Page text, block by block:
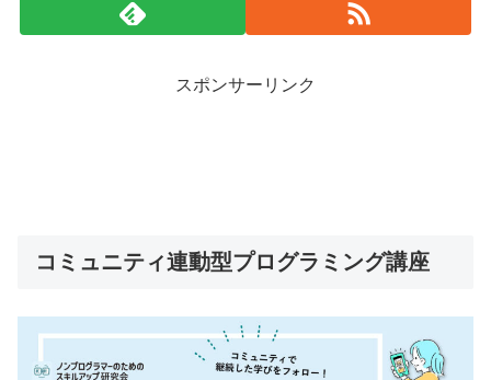
スポンサーリンク
コミュニティ連動型プログラミング講座